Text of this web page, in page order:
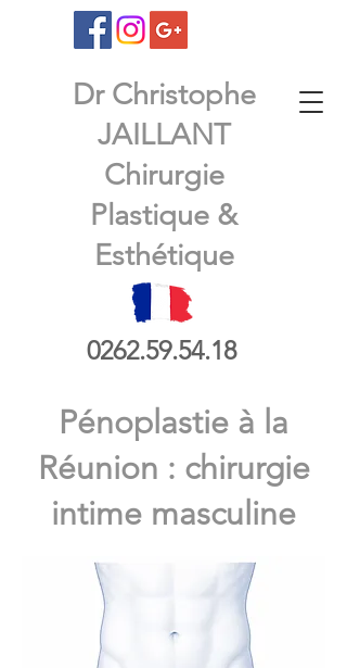
Dr Christophe
JAILLANT
Chirurgie
Plastique &
Esthétique
0262.59.54.18
Pénoplastie à la
Réunion : chirurgie
intime masculine